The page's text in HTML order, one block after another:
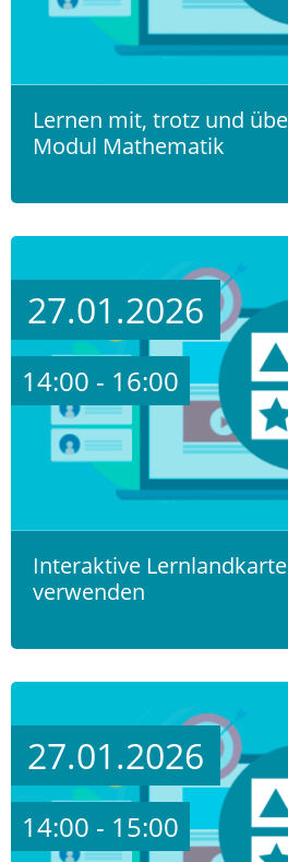
Lernen mit, trotz und
Modul Mathematik
27.01.2026
14:00 - 16:00
Interaktive
verwenden
27.01.2026
14:00 - 15:00